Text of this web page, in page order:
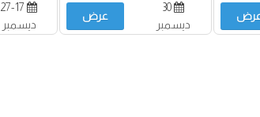
30
ديسمبر
عرض
27-17
ديسمبر